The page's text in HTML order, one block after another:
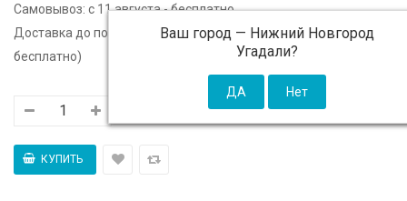
Ваш город — Нижний Новгород
Угадали?
Самовывоз: c 11 августа - бесплатно
Доставка до подъезда:
c 11 августа - 300 ₽ (от 5 000 ₽
бесплатно)